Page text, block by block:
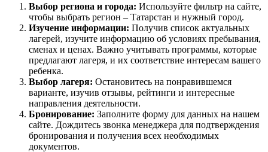
Выбор региона и города: Используйте фильтр на сайте,
чтобы выбрать регион – Татарстан и нужный город.
Изучение информации: Получив список актуальных
лагерей, изучите информацию об условиях пребывания,
сменах и ценах. Важно учитывать программы, которые
предлагают лагеря, и их соответствие интересам вашего
ребенка.
Выбор лагеря: Остановитесь на понравившемся
варианте, изучив отзывы, рейтинги и интересные
направления деятельности.
Бронирование: Заполните форму для данных на нашем
сайте. Дождитесь звонка менеджера для подтверждения
бронирования и получения всех необходимых
документов.